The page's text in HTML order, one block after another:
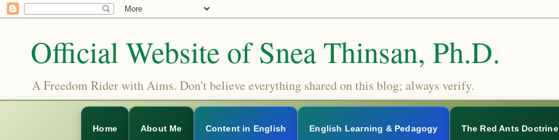
Official Website of Snea Thinsan, Ph.D.
A Freedom Rider with Aims. Don't believe everything shared on this blog; always verify.
Home About Me Content in English English Learning & Pedagogy The Red Ants Doctrine